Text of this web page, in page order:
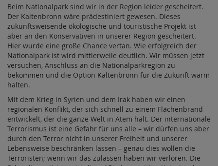
Beim Nationalpark sind wir in der Region leider gescheitert.
Der Kaltenbronn wäre prädestiniert gewesen. Dieses
zukunftsweisende ökologische und touristische Projekt ist
aber an den Konservativen in unserer Region gescheitert.
Hier wurde eine große Chance vertan. Wie erfolgreich der
Nationalpark ist wird mittlerweile deutlich. Wir müssen jetzt
versuchen, Anschluss an die Nationalparkregion zu
bekommen und die Option Kaltenbronn für die Zukunft warm
halten.
Mit dem Krieg in Syrien und dem Irak haben wir einen
regionalen Konflikt, der sich schnell zu einem Flächenbrand
entwickelt, der die ganze Welt in Atem hält. Der internationale
Terrorismus ist eine Gefahr für uns alle – wir dürfen uns aber
durch den Terror nicht in unserer Freiheit und unserer
Lebensweise beschränken lassen – genau dies wollen die
Terroristen; wenn wir das zulassen haben wir verloren. Die